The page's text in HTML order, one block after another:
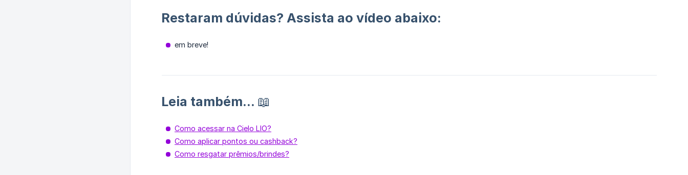
Restaram dúvidas? Assista ao vídeo abaixo:
em breve!
Leia também... 📖
Como acessar na Cielo LIO?
Como aplicar pontos ou cashback?
Como resgatar prêmios/brindes?